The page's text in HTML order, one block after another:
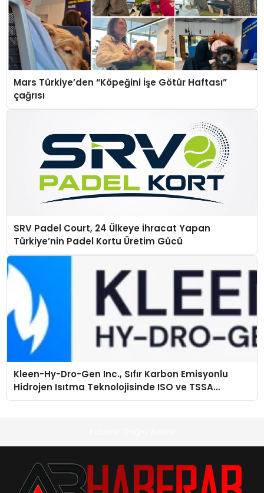
Mars Türkiye’den “Köpeğini İşe Götür Haftası”
çağrısı
SRV Padel Court, 24 Ülkeye İhracat Yapan
Türkiye’nin Padel Kortu Üretim Gücü
Kleen-Hy-Dro-Gen Inc., Sıfır Karbon Emisyonlu
Hidrojen Isıtma Teknolojisinde ISO ve TSSA
Düzenleyici Onaylarını Aldı